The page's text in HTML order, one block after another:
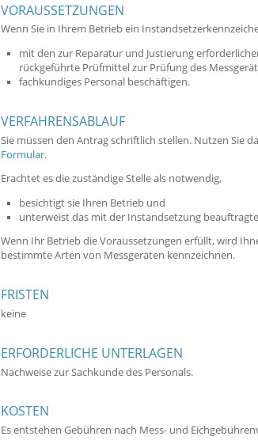
VORAUSSETZUNGEN
Wenn Sie in Ihrem Betrieb ein
mit den zur Reparatur und Justierung
rückgeführte Prüfmittel zur Prüfung des
fachkundiges Personal beschäftigen.
VERFAHRENSABLAUF
Sie müssen den Antrag schriftlich stellen. Nutzen Sie
Formular.
Erachtet es die zuständige Stelle als notwendig,
besichtigt sie Ihren Betrieb und
unterweist das mit der Instandsetzung
Wenn Ihr Betrieb die Voraussetzungen erfüllt, wird
bestimmte Arten von Messgeräten kennzeichnen.
FRISTEN
keine
ERFORDERLICHE UNTERLAGEN
Nachweise zur Sachkunde des Personals.
KOSTEN
Es entstehen Gebühren nach Mess- und